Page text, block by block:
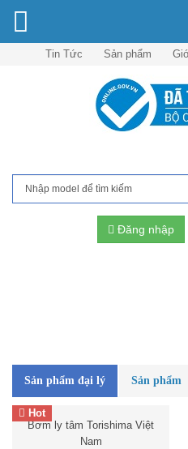
Tin Tức Sản phẩm
Đăng nhập
Sản phẩm đại lý Sản phẩm
Hot
Bơm Torishima
Bơm ly tâm Torishima Việt
Nam